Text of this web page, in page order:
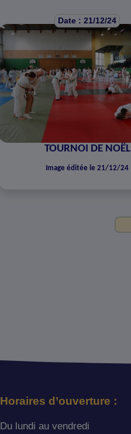
Date : 21/12/24
TOURNOI DE NOËL
Image éditée le 21/12/24
Horaires d’ouverture :
Du lundi au vendredi